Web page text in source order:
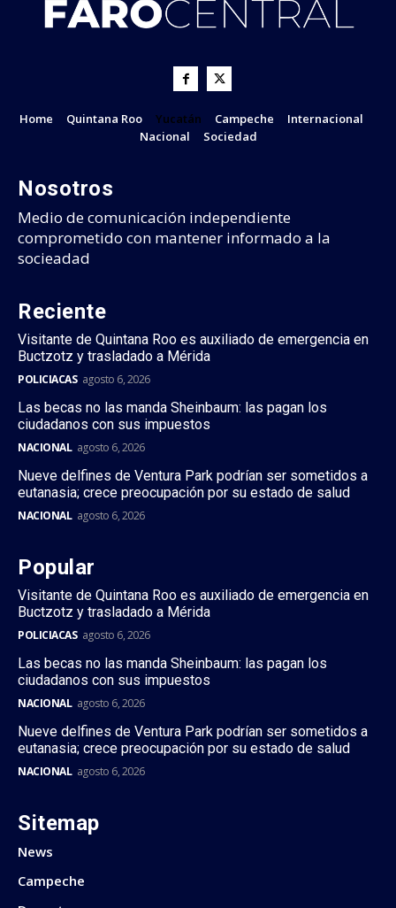
Home Quintana Roo Yucatán Campeche
Internacional
Nacional
Sociedad
Nosotros
Medio de comunicación independiente
comprometido con mantener informado a la
socieadad
Reciente
Visitante de Quintana Roo es auxiliado de emergencia en
Buctzotz y trasladado a Mérida
POLICIACAS agosto 6, 2026
Las becas no las manda Sheinbaum: las pagan los
ciudadanos con sus impuestos
NACIONAL agosto 6, 2026
Nueve delfines de Ventura Park podrían ser sometidos a
eutanasia; crece preocupación por su estado de salud
NACIONAL agosto 6, 2026
Popular
Visitante de Quintana Roo es auxiliado de emergencia en
Buctzotz y trasladado a Mérida
POLICIACAS agosto 6, 2026
Las becas no las manda Sheinbaum: las pagan los
ciudadanos con sus impuestos
NACIONAL agosto 6, 2026
Nueve delfines de Ventura Park podrían ser sometidos a
eutanasia; crece preocupación por su estado de salud
NACIONAL agosto 6, 2026
Sitemap
News
Campeche